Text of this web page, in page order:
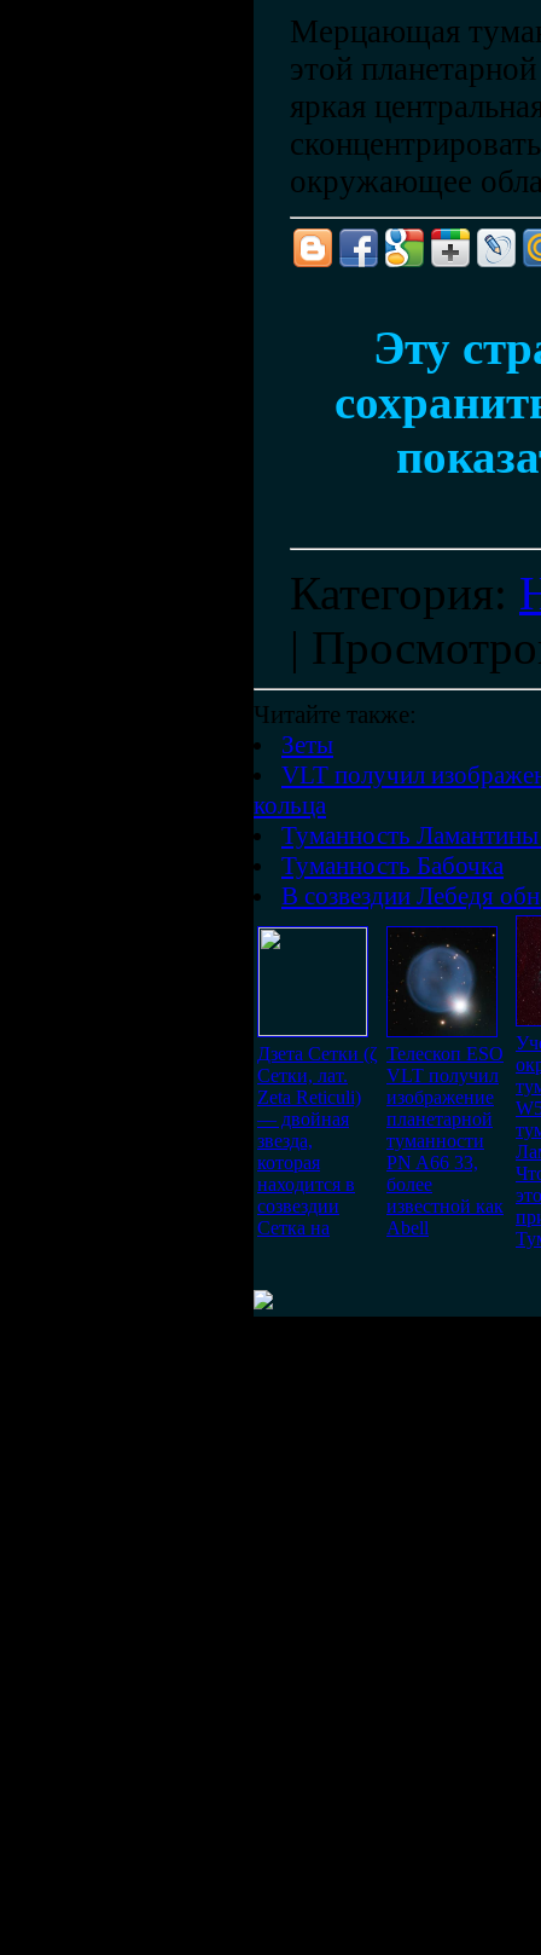
Мерцающая
этой
яркая
окружающее
Эту
Категория:
|
Читайте также:
Зеты
VLT получил
кольца
Туманность
Туманность Бабочка
В созвездии Лебедя
Дзета Сетки (ζ
Сетки, лат.
Zeta Reticuli)
— двойная
звезда,
которая
находится в
созвездии
Сетка на
Телескоп ESO
VLT получил
изображение
планетарной
туманности
PN A66 33,
более
известной как
Abell